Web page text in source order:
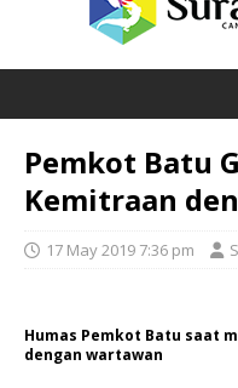
Pemkot Batu
Kemitraan
17 May 2019 7:36 pm
Humas Pemkot Batu saat
dengan wartawan